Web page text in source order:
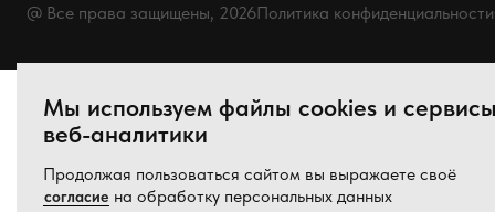
@ Все права защищены, 2026Политика конфиденциальности
Мы используем файлы cookies и сервисы
веб-аналитики
Продолжая пользоваться сайтом вы выражаете своё
согласие на обработку персональных данных